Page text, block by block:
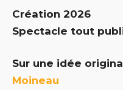
Création 2026
Spectacle tout
Sur une idée
Moineau